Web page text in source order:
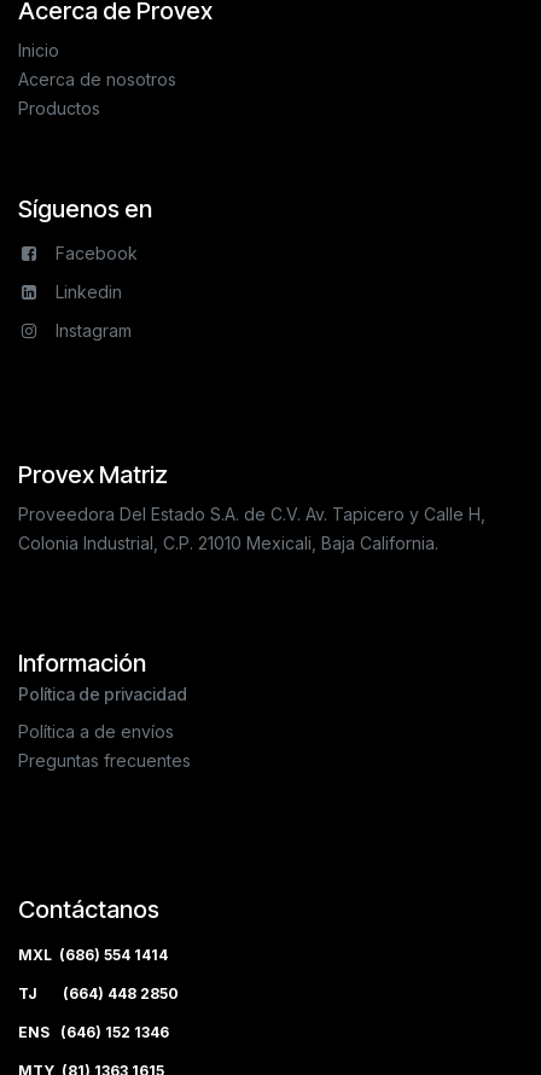
Acerca de Provex
Inicio
Acerca de nosotros
Productos
Síguenos en
Facebook
Linkedin
Instagram
Provex Matriz
Proveedora Del Estado S.A. de C.V. Av. Tapicero y Calle H,
Colonia Industrial, C.P. 21010 Mexicali, Baja California.
Información
Política de privacidad
Política a de envíos
Preguntas frecuentes
Contáctanos
MXL (686) 554 1414
TJ (664) 448 2850
ENS (646) 152 1346
MTY (81) 1363 1615